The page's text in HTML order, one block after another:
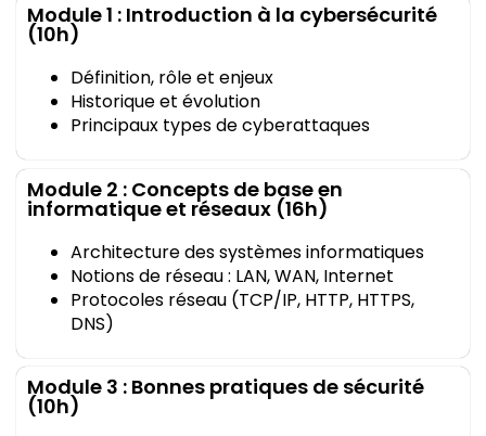
Module 1 : Introduction à la cybersécurité
(10h)
Définition, rôle et enjeux
Historique et évolution
Principaux types de cyberattaques
Module 2 : Concepts de base en
informatique et réseaux (16h)
Architecture des systèmes informatiques
Notions de réseau : LAN, WAN, Internet
Protocoles réseau (TCP/IP, HTTP, HTTPS,
DNS)
Module 3 : Bonnes pratiques de sécurité
(10h)